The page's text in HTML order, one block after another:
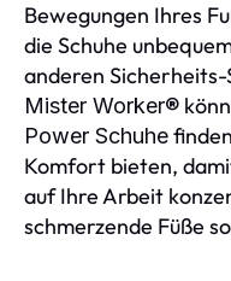
Bewegungen Ihres
die Schuhe
anderen Sicherheits-
Mister Worker®
Power Schuhe
Komfort bieten,
auf Ihre Arbeit
schmerzende Füße